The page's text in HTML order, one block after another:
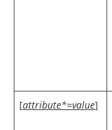
[attribute*=value]